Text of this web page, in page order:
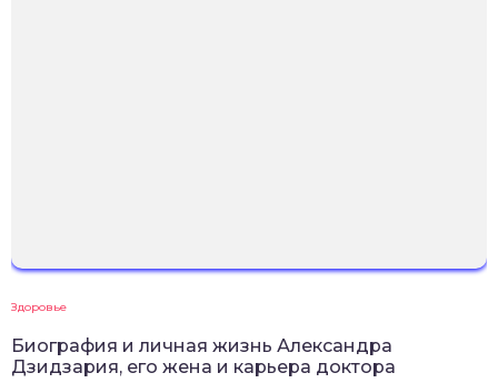
Здоровье
Биография и личная жизнь Александра
Дзидзария, его жена и карьера доктора